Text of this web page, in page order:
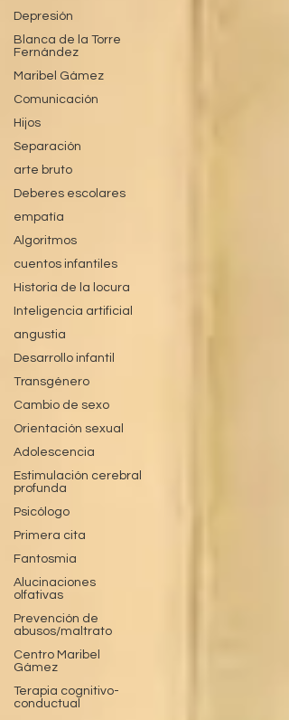
Depresión
Blanca de la Torre
Fernández
Maribel Gámez
Comunicación
Hijos
Separación
arte bruto
Deberes escolares
empatía
Algoritmos
cuentos infantiles
Historia de la locura
Inteligencia artificial
angustia
Desarrollo infantil
Transgénero
Cambio de sexo
Orientación sexual
Adolescencia
Estimulación cerebral
profunda
Psicólogo
Primera cita
Fantosmia
Alucinaciones
olfativas
Prevención de
abusos/maltrato
Centro Maribel
Gámez
Terapia cognitivo-
conductual